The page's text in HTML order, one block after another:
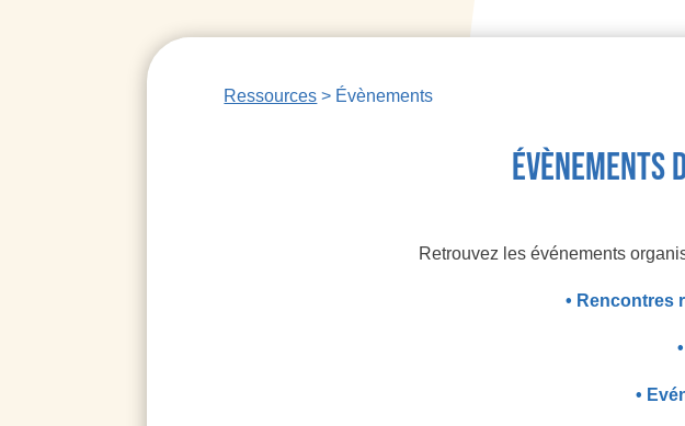
Ressources > Évènements
évènements
Retrouvez les événements
• Rencontres
•